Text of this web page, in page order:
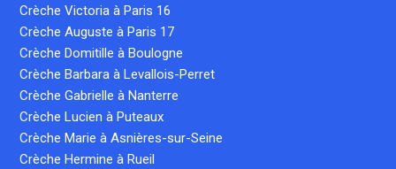
Crèche Victoria à Paris 16
Crèche Auguste à Paris 17
Crèche Domitille à Boulogne
Crèche Barbara à Levallois-Perret
Crèche Gabrielle à Nanterre
Crèche Lucien à Puteaux
Crèche Marie à Asnières-sur-Seine
Crèche Hermine à Rueil